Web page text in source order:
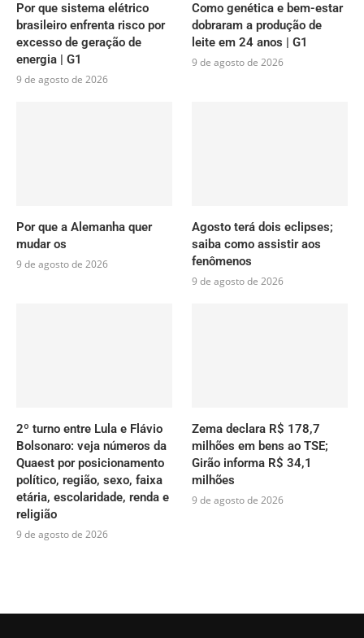
Por que sistema elétrico
brasileiro enfrenta risco por
excesso de geração de
energia | G1
9 de agosto de 2026
Como genética e bem-estar
dobraram a produção de
leite em 24 anos | G1
9 de agosto de 2026
Por que a Alemanha quer
mudar os
9 de agosto de 2026
Agosto terá dois eclipses;
saiba como assistir aos
fenômenos
9 de agosto de 2026
2º turno entre Lula e Flávio
Bolsonaro: veja números da
Quaest por posicionamento
político, região, sexo, faixa
etária, escolaridade, renda e
religião
9 de agosto de 2026
Zema declara R$ 178,7
milhões em bens ao TSE;
Girão informa R$ 34,1
milhões
9 de agosto de 2026